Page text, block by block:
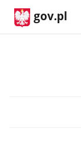
gov.pl